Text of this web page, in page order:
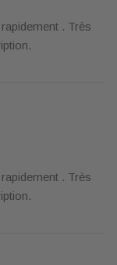
. Très
. Très